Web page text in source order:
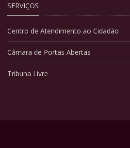
SERVIÇOS
Centro de Atendimento ao Cidadão
Câmara de Portas Abertas
Tribuna Livre